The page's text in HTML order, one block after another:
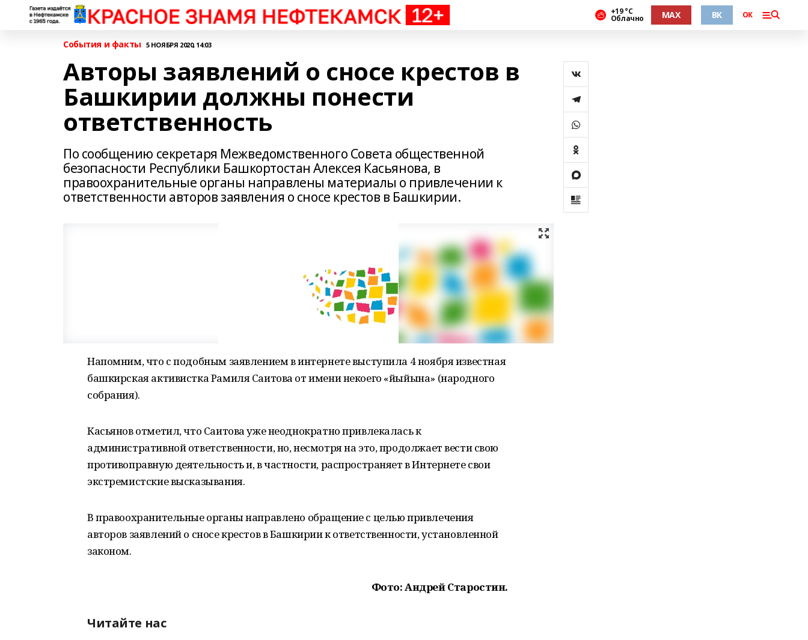
+19 °С
Облачно MAX ВК ОК
События и факты 5 НОЯБРЯ 2020, 14:03
Авторы заявлений о сносе крестов в
Башкирии должны понести
ответственность
По сообщению секретаря Межведомственного Совета общественной
безопасности Республики Башкортостан Алексея Касьянова, в
правоохранительные органы направлены материалы о привлечении к
ответственности авторов заявления о сносе крестов в Башкирии.
Напомним, что с подобным заявлением в интернете выступила 4 ноября известная
башкирская активистка Рамиля Саитова от имени некоего «йыйына» (народного
собрания).
Касьянов отметил, что Саитова уже неоднократно привлекалась к
административной ответственности, но, несмотря на это, продолжает вести свою
противоправную деятельность и, в частности, распространяет в Интернете свои
экстремистские высказывания.
В правоохранительные органы направлено обращение с целью привлечения
авторов заявлений о сносе крестов в Башкирии к ответственности, установленной
законом.
Фото: Андрей Старостин.
Читайте нас